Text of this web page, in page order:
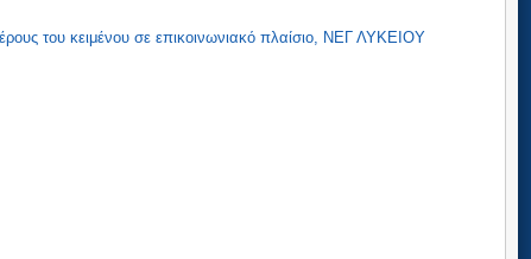
του κειμένου σε επικοινωνιακό πλαίσιο, ΝΕΓ ΛΥΚΕΙΟΥ